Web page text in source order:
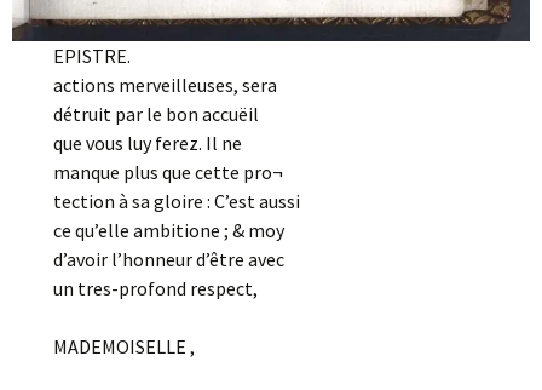
EPISTRE.
actions merveilleuses, sera
détruit par le bon accuëil
que vous luy ferez. Il ne
manque plus que cette pro¬
tection à sa gloire : C’est aussi
ce qu’elle ambitione ; & moy
d’avoir l’honneur d’être avec
un tres-profond respect,
MADEMOISELLE ,